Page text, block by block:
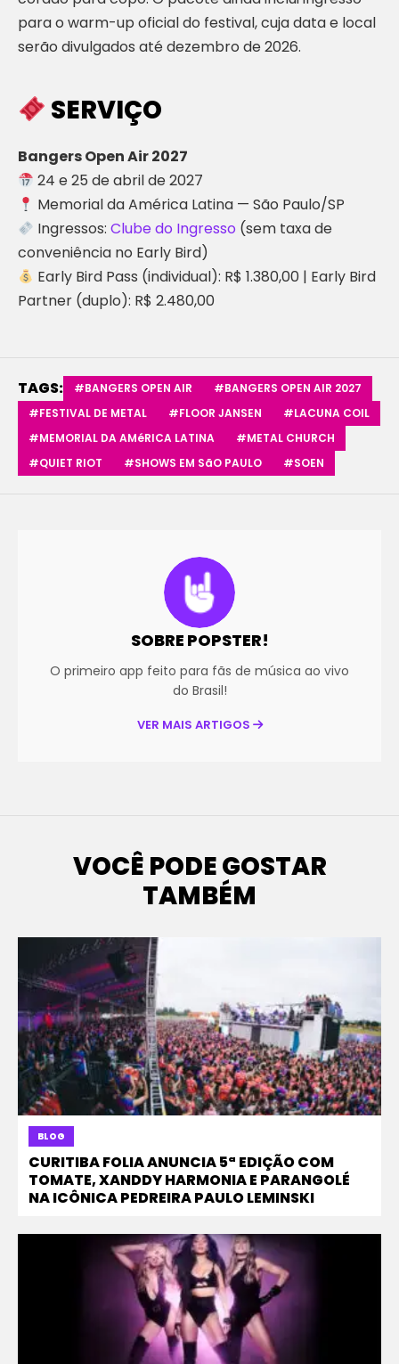
para o warm-up oficial do festival, cuja data e local
serão divulgados até dezembro de 2026.
SERVIÇO
Bangers Open Air 2027
24 e 25 de abril de 2027
Memorial da América Latina — São Paulo/SP
Ingressos:Clube do Ingresso (sem taxa de
conveniência no Early Bird)
Early Bird Pass (individual): R$ 1.380,00 | Early Bird
Partner (duplo): R$ 2.480,00
TAGS: #BANGERS OPEN AIR
#BANGERS OPEN AIR 2027
#FESTIVAL DE METAL
#FLOOR JANSEN
#LACUNA COIL
#MEMORIAL DA AMéRICA LATINA
#METAL CHURCH
#QUIET RIOT
#SHOWS EM SãO PAULO #SOEN
SOBRE POPSTER!
O primeiro app feito para fãs de música ao vivo
do Brasil!
VER MAIS ARTIGOS
VOCÊ PODE GOSTAR
TAMBÉM
BLOG
CURITIBA FOLIA ANUNCIA 5ª EDIÇÃO COM
TOMATE, XANDDY HARMONIA E PARANGOLÉ
NA ICÔNICA PEDREIRA PAULO LEMINSKI